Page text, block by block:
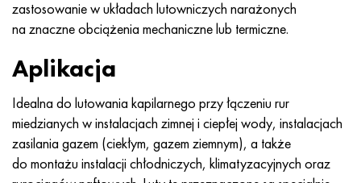
zastosowanie w układach lutowniczych narażonych
na znaczne obciążenia mechaniczne lub termiczne.
Aplikacja
Idealna do lutowania kapilarnego przy łączeniu rur
miedzianych w instalacjach zimnej i ciepłej wody, instalacjach
zasilania gazem (ciekłym, gazem ziemnym), a także
do montażu instalacji chłodniczych, klimatyzacyjnych oraz
Nimonic 90
Haynesa 188
Haynesa 230
rura precyzyjna
H70MFV
AM-350 - poprawka 5548
Grecki Ascoloy 418
Rura odporna na korozję
45Х14Н14В2М
90X18MF
95X18
ac35g2, 36smnpb14, 1.0765
38h, 37h
38XA, 37Cr4, AISI 5135